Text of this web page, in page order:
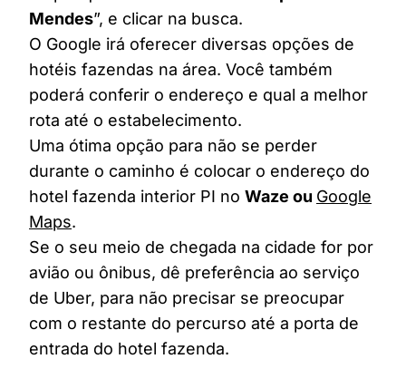
Mendes”, e clicar na busca.
O Google irá oferecer diversas opções de
hotéis fazendas na área. Você também
poderá conferir o endereço e qual a melhor
rota até o estabelecimento.
Uma ótima opção para não se perder
durante o caminho é colocar o endereço do
hotel fazenda interior PI no Waze ou Google
Maps.
Se o seu meio de chegada na cidade for por
avião ou ônibus, dê preferência ao serviço
de Uber, para não precisar se preocupar
com o restante do percurso até a porta de
entrada do hotel fazenda.